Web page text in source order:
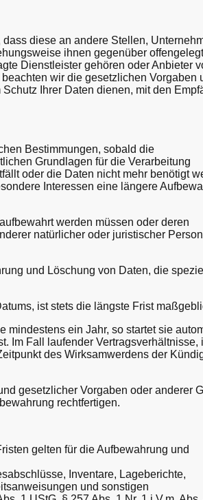
diese an andere Stellen,
ihnen gegenüber offengelegt
Dienstleister gehören oder Anbieter
wir die gesetzlichen Vorgaben
Ihrer Daten dienen, mit den
Bestimmungen, sobald die
Grundlagen für die Verarbeitung
oder die Daten nicht mehr benötigt
Interessen eine längere
werden müssen oder deren
natürlicher oder juristischer
und Löschung von Daten, die
ist stets die längste Frist
mindestens ein Jahr, so startet sie
Im Fall laufender Vertragsverhältnisse,
des Wirksamwerdens der
gesetzlicher Vorgaben oder anderer
rechtfertigen.
gelten für die Aufbewahrung und
Inventare, Lageberichte,
und sonstigen